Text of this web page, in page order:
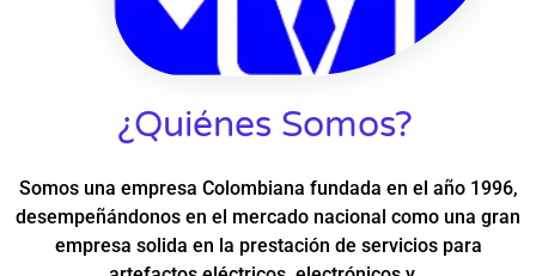
¿Quiénes Somos?
Somos una empresa Colombiana fundada en el año 1996,
desempeñándonos en el mercado nacional como una gran
empresa solida en la prestación de servicios para